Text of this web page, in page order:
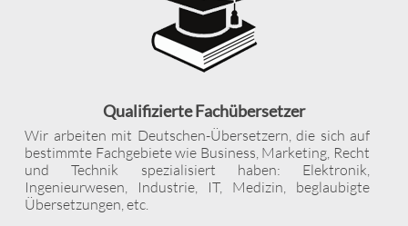
Qualifizierte Fachübersetzer
Wir arbeiten mit Deutschen-Übersetzern, die sich auf
bestimmte Fachgebiete wie Business, Marketing, Recht
und Technik spezialisiert haben: Elektronik,
Ingenieurwesen, Industrie, IT, Medizin, beglaubigte
Übersetzungen, etc.